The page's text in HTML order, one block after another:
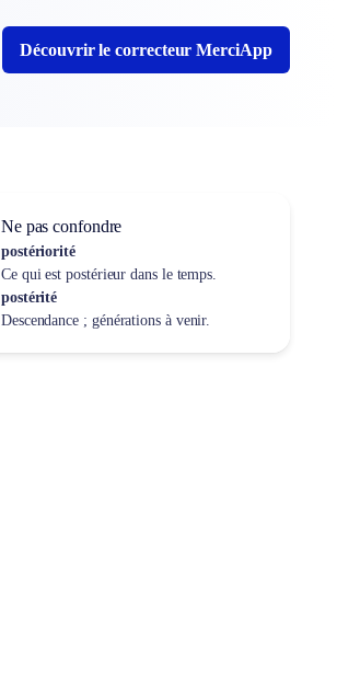
Découvrir le correcteur MerciApp
Ne pas confondre
postériorité
Ce qui est postérieur dans le temps.
postérité
Descendance ; générations à venir.